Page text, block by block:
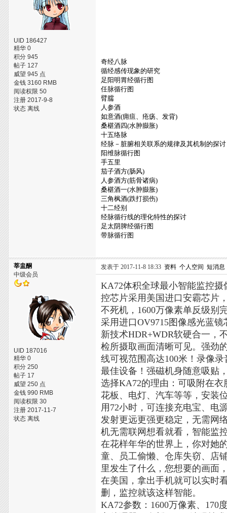
UID 186427
精华 0
积分 945
帖子 127
威望 945 点
金钱 3160 RMB
阅读权限 50
注册 2017-9-8
状态 离线
奇经八脉
循经感传现象的研究
足阳明胃经循行图
任脉循行图
臂臑
人参酒
如意酒(痈疽、疮疡、发背)
桑椹酒四(水肿臌胀)
十五络脉
经脉－脏腑相关联系的规律及其机制的探讨
阳维脉循行图
手五里
茄子酒方(肠风)
人参酒方(筋骨诸病)
桑椹酒一(水肿臌胀)
三角枫酒(跌打损伤)
十二经别
经脉循行线的理化特性的探讨
足太阴脾经循行图
带脉循行图
莘盅酮
中级会员
UID 187016
精华 0
积分 250
帖子 17
威望 250 点
金钱 990 RMB
阅读权限 30
注册 2017-11-7
状态 离线
发表于 2017-11-8 18:33 资料 个人空间 短消息
KA72体积全球最小智能监控
控芯片采用美国进口安霸芯片
不死机，1600万像素单反级别
采用进口OV9715图像感光蓝
新技术HDR+WDR软硬合一，
检所摄取画面清晰可见。强劲
线可视范围高达100米！录像
最佳设备！强磁机身随意吸贴
选择KA72的理由：可吸附在
花板、电灯、汽车等等，安装
用72小时，可连接充电宝、电
发射更远更强更稳定，无需网
机无需联网想看就看，智能监
在花样年华的世界上，你对她
童、员工偷懒、仓库失窃、店
里发生了什么，您想要的画面
在美国，拿出手机就可以实时
删，监控就该这样智能。
KA72参数：1600万像素、170